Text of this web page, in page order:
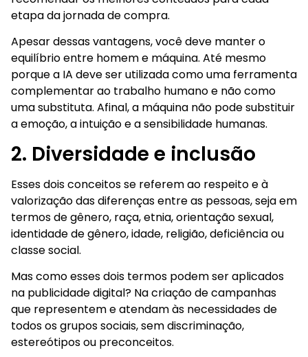
etapa da jornada de compra.
Apesar dessas vantagens, você deve manter o
equilíbrio entre homem e máquina. Até mesmo
porque a IA deve ser utilizada como uma ferramenta
complementar ao trabalho humano e não como
uma substituta. Afinal, a máquina não pode substituir
a emoção, a intuição e a sensibilidade humanas.
2. Diversidade e inclusão
Esses dois conceitos se referem ao respeito e à
valorização das diferenças entre as pessoas, seja em
termos de gênero, raça, etnia, orientação sexual,
identidade de gênero, idade, religião, deficiência ou
classe social.
Mas como esses dois termos podem ser aplicados
na publicidade digital? Na criação de campanhas
que representem e atendam às necessidades de
todos os grupos sociais, sem discriminação,
estereótipos ou preconceitos.